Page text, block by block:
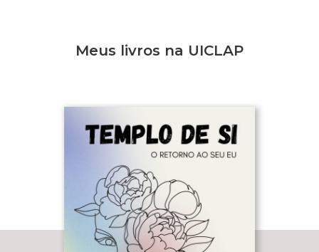
Meus livros na UICLAP